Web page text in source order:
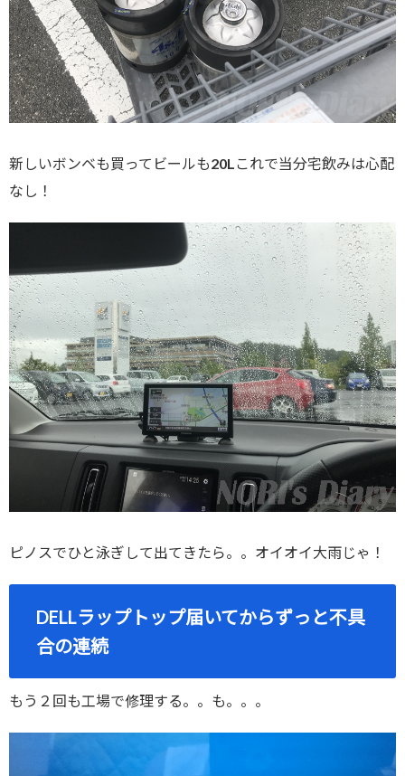
新しいボンベも買ってビールも20Lこれで当分宅飲みは心配
なし！
ピノスでひと泳ぎして出てきたら。。オイオイ大雨じゃ！
DELLラップトップ届いてからずっと不具
合の連続
もう２回も工場で修理する。。も。。。